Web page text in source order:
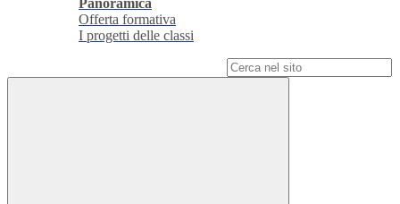
Panoramica
Offerta formativa
I progetti delle classi